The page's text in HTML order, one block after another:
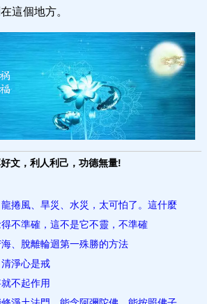
這個地方。
文，利人利己，功德無量!
捲風、旱災、水災，太可怕了。這什麼
不準確，這不是它不靈，不準確
、脫離輪迴第一殊勝的方法
淨​心是戒
不起作用